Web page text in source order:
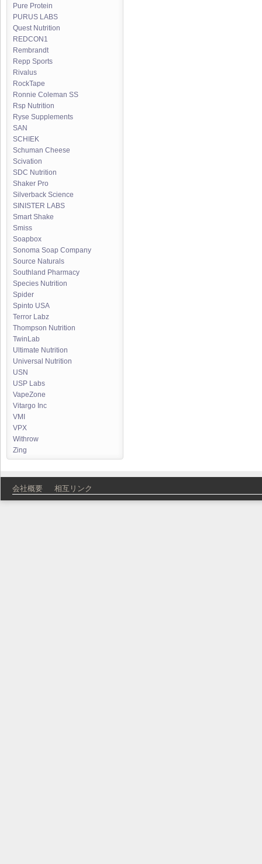
Pure Protein
PURUS LABS
Quest Nutrition
REDCON1
Rembrandt
Repp Sports
Rivalus
RockTape
Ronnie Coleman SS
Rsp Nutrition
Ryse Supplements
SAN
SCHIEK
Schuman Cheese
Scivation
SDC Nutrition
Shaker Pro
Silverback Science
SINISTER LABS
Smart Shake
Smiss
Soapbox
Sonoma Soap Company
Source Naturals
Southland Pharmacy
Species Nutrition
Spider
Spinto USA
Terror Labz
Thompson Nutrition
TwinLab
Ultimate Nutrition
Universal Nutrition
USN
USP Labs
VapeZone
Vitargo Inc
VMI
VPX
Withrow
Zing
会社概要 相互リンク